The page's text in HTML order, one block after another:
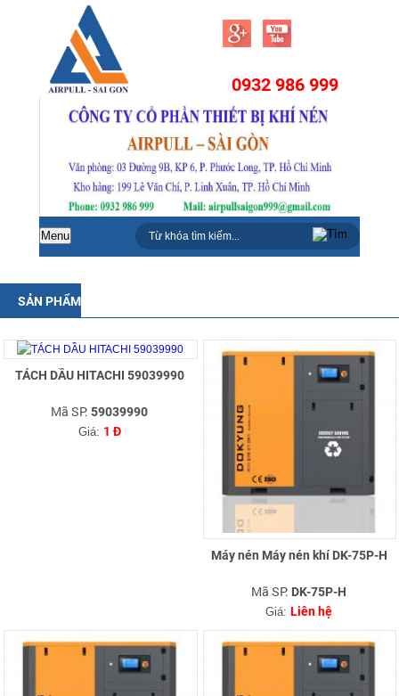
0932 986 999
Menu
SẢN PHẨM
TÁCH DẦU HITACHI 59039990
Mã SP:59039990
Giá: 1 Đ
Máy nén Máy nén khí DK-75P-H
Mã SP: DK-75P-H
Giá:Liên hệ